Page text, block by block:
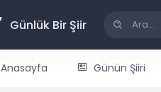
Günlük Bir Şiir
Anasayfa Günün Şiiri